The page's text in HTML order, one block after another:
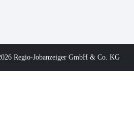
Regio-Jobanzeiger GmbH & Co. KG